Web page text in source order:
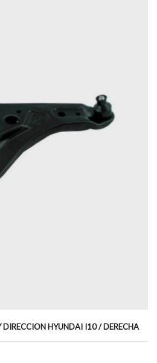
DIRECCION HYUNDAI I10 / DERECHA